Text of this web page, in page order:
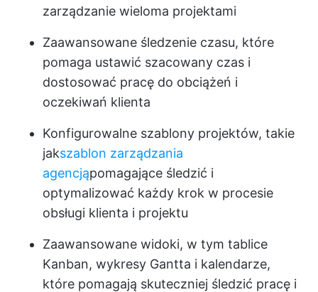
zarządzanie wieloma projektami
Zaawansowane śledzenie czasu, które
pomaga ustawić szacowany czas i
dostosować pracę do obciążeń i
oczekiwań klienta
Konfigurowalne szablony projektów, takie
jakszablon zarządzania
agencjąpomagające śledzić i
optymalizować każdy krok w procesie
obsługi klienta i projektu
Zaawansowane widoki, w tym tablice
Kanban, wykresy Gantta i kalendarze,
które pomagają skuteczniej śledzić pracę i